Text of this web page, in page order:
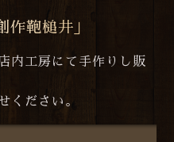
作鞄槌井」
内工房にて手作りし販
ください。